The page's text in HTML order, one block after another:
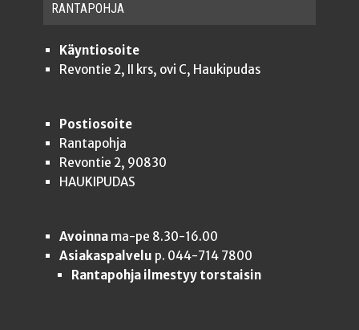
RAN­TA­POH­JA
Käyntiosoite
Revontie 2, II krs, ovi C, Haukipudas
Postiosoite
Rantapohja
Revontie 2, 90830
HAUKIPUDAS
Avoinnama-pe 8.30-16.00
Asiakaspalvelu p. 044-714 7800
Rantapohja ilmestyy torstaisin